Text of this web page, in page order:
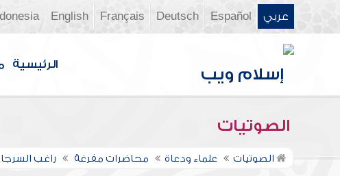
عربي Español
Deutsch
Français
English
الرئيسية
الصوتيات
الصوتيات علماء ودعاة محاضرات مفرغة راغب